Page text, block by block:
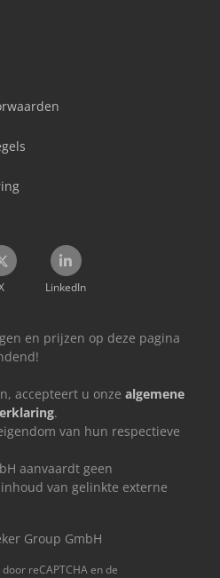
LinkedIn
en prijzen op deze pagina
accepteert u onze algemene
.
van hun respectieve
aanvaardt geen
van gelinkte externe
Group GmbH
reCAPTCHA en de